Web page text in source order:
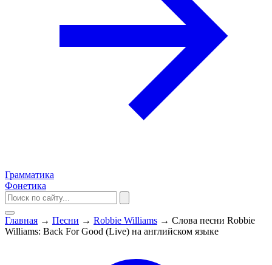
Грамматика
Фонетика
Главная → Песни → Robbie Williams → Слова песни Robbie
Williams: Back For Good (Live) на английском языке